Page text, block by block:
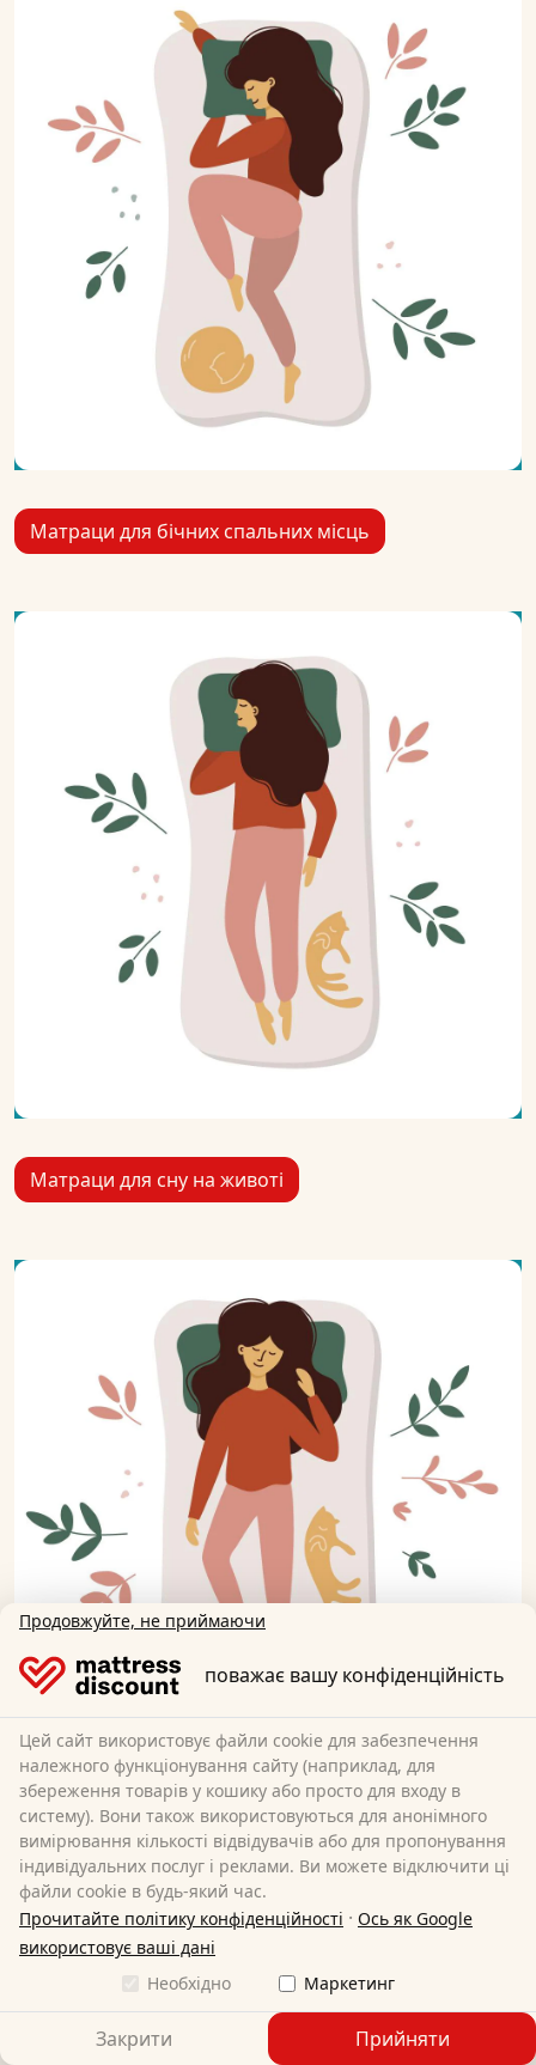
Матраци для бічних спальних місць
Матраци для сну на животі
Матраци для заднього сидіння
Пінопластові матраци розміром
120х200 см - який матеріал підходить?
Купуючи поролоновий матрац 120х200 см
вибирати між різними матеріалами з певними
властивостями. Найпопулярнішими пінопластовими
Продовжуйте, не приймаючи
поважає вашу конфіденційність
Цей сайт використовує файли cookie для забезпечення
належного функціонування сайту (наприклад, для
збереження товарів у кошику або просто для входу в
систему). Вони також використовуються для анонімного
вимірювання кількості відвідувачів або для пропонування
індивідуальних послуг і реклами. Ви можете відключити ці
файли cookie в будь-який час.
Прочитайте політику конфіденційності · Ось як Google
використовує ваші дані
Необхідно
Маркетинг
Закрити Прийняти